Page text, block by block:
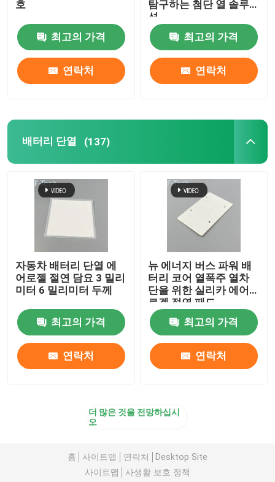
호
최고의 가격
연락처
탐구하는 첨단 열 솔루
션
최고의 가격
연락처
배터리 단열 (137)
자동차 배터리 단열 에
어로젤 절연 담요 3 밀리
미터 6 밀리미터 두께
최고의 가격
연락처
뉴 에너지 버스 파워 배
터리 코어 열폭주 열차
단을 위한 실리카 에어
로겔 절연 패드
최고의 가격
연락처
더 많은 것을 전망하십시
오
홈 사이트맵 연락처
Desktop Site
사이트맵
사생활 보호 정책